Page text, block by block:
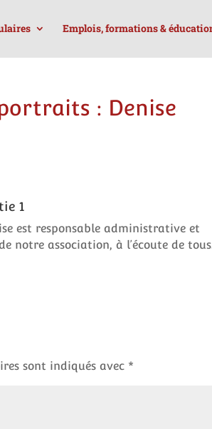
Emplois, formations &
: Denise
1
est responsable administrative et
notre association, à l’écoute de
sont indiqués avec *